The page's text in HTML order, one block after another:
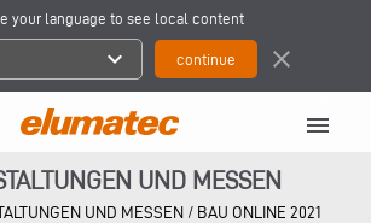
your language to see local content
expand_more close
menu
UND MESSEN
UND MESSEN / BAU ONLINE 2021